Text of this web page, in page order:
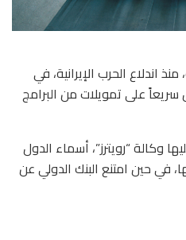
دولة بدأت، منذ اندلاع الحرب الإيرانية، في
سريعاً على تمويلات من البرامج
وكالة “رويترز”، أسماء الدول
في حين امتنع البنك الدولي عن